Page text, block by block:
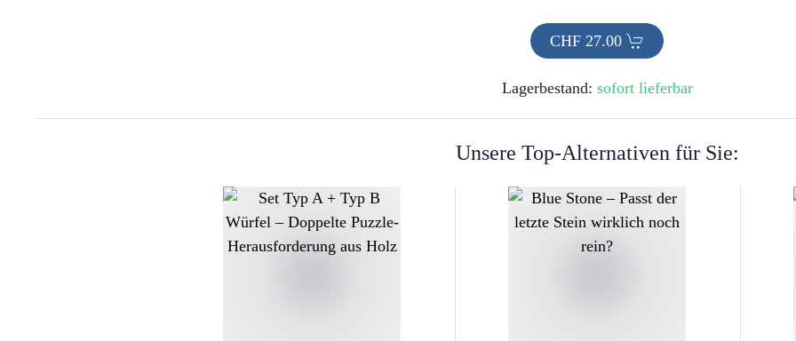
CHF 27.00
Lagerbestand: sofort lieferbar
Unsere Top-Alternativen für Sie: